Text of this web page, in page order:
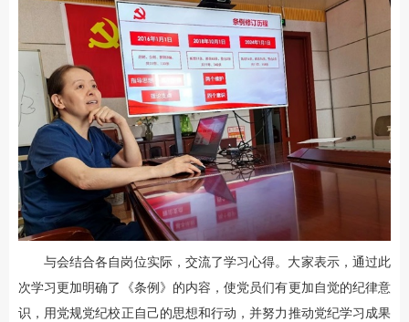
与会结合各自岗位实际，交流了学习心得。大家表示，通过此
次学习更加明确了《条例》的内容，使党员们有更加自觉的纪律意
识，用党规党纪校正自己的思想和行动，并努力推动党纪学习成果